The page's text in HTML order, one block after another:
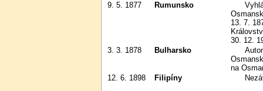
9. 5. 1877
Rumunsko
Vyhlášena nezávislost na
13. 7.
30. 12.
3. 3. 1878
Bulharsko
Autonomní knížectví v rámci
na
12. 6. 1898
Filipíny